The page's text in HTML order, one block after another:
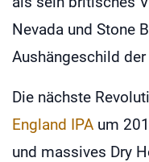
Nevada und Stone
Aushängeschild der
Die nächste
England IPA um
und massives Dry